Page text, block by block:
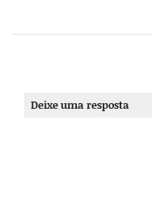
Deixe uma resposta